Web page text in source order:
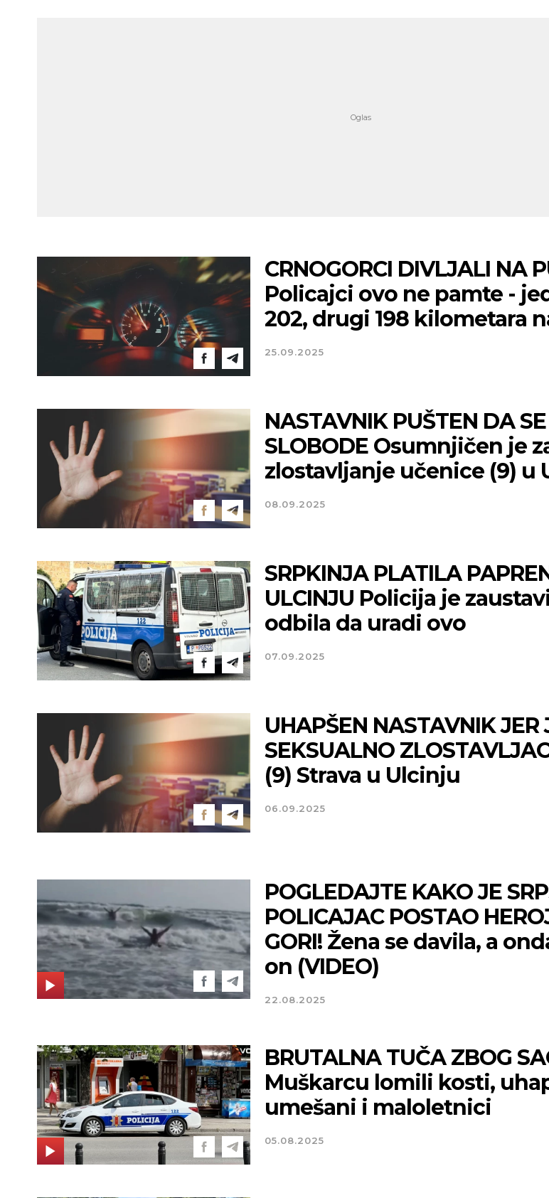
CRNOGORCI DIVLJALI NA
Policajci ovo ne pamte -
202, drugi 198 kilometara
25.09.2025
NASTAVNIK PUŠTEN DA
SLOBODE Osumnjičen je
zlostavljanje učenice (9) u
08.09.2025
SRPKINJA PLATILA
ULCINJU Policija je
odbila da uradi ovo
07.09.2025
UHAPŠEN NASTAVNIK JER
SEKSUALNO
(9) Strava u Ulcinju
06.09.2025
POGLEDAJTE KAKO JE
POLICAJAC POSTAO
GORI! Žena se davila, a
on (VIDEO)
22.08.2025
BRUTALNA TUČA ZBOG
Muškarcu lomili kosti,
umešani i maloletnici
05.08.2025
Novi Sad